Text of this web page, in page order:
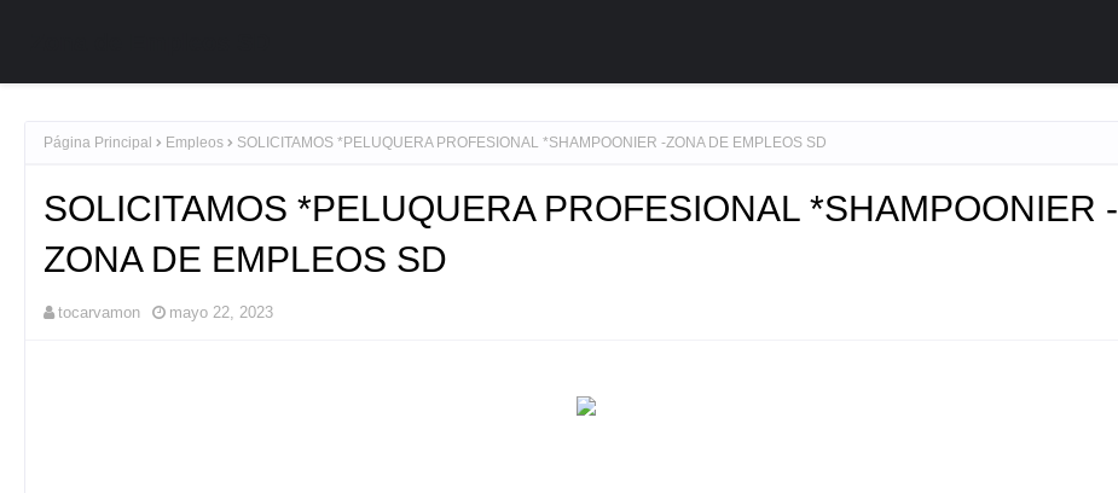
Página Principal Empleos SOLICITAMOS *PELUQUERA PROFESIONAL *SHAMPOONIER -ZONA DE EMPLEOS SD
SOLICITAMOS *PELUQUERA PROFESIONAL *SHAMPOONIER -
ZONA DE EMPLEOS SD
tocarvamon mayo 22, 2023